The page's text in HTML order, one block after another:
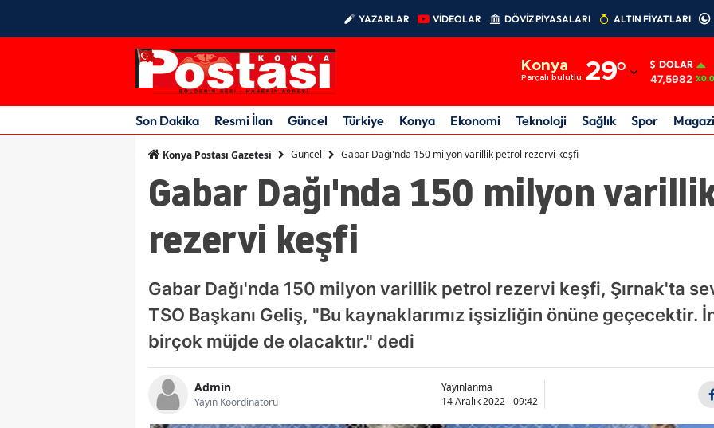
YAZARLAR VİDEOLAR DÖVİZ PİYASALARI ALTIN FİYATLARI
Konya
Parçalı bulutlu 29°
Adıyaman
Afyonkarahisar
Ankara
Aydın
Bingöl
DOLAR
47,5982
Son Dakika Resmi İlan Güncel Türkiye Konya Ekonomi Teknoloji Sağlık Spor
Konya Postası Gazetesi Güncel Gabar Dağı'nda 150 milyon varillik petrol rezervi keşfi
Gabar Dağı'nda 150 milyon
rezervi keşfi
Gabar Dağı'nda 150 milyon varillik petrol rezervi keşfi, Şırnak'ta
TSO Başkanı Geliş, "Bu kaynaklarımız işsizliğin önüne geçecektir.
birçok müjde de olacaktır." dedi
Admin
Yayın Koordinatörü
Yayınlanma
14 Aralık 2022 - 09:42